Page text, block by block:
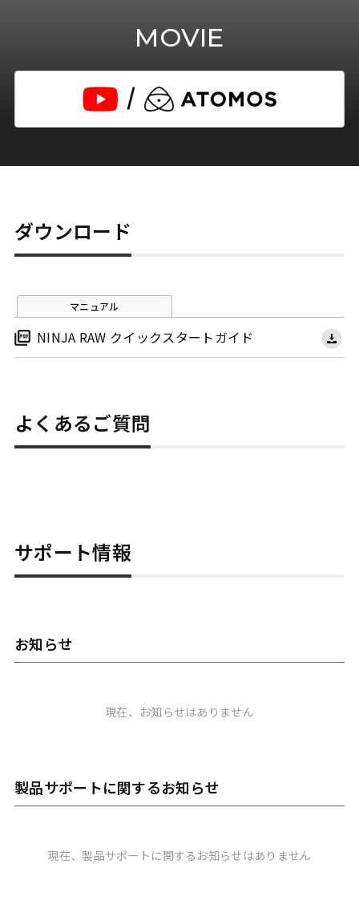
MOVIE
ダウンロード
マニュアル
NINJA RAW クイックスタートガイド
よくあるご質問
サポート情報
お知らせ
現在、お知らせはありません
製品サポートに関するお知らせ
現在、製品サポートに関するお知らせはありません